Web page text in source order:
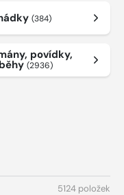
(384)
povídky,
(2936)
5124 položek